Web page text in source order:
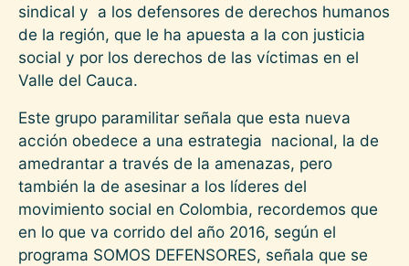
sindical y a los defensores de derechos humanos
de la región, que le ha apuesta a la con justicia
social y por los derechos de las víctimas en el
Valle del Cauca.
Este grupo paramilitar señala que esta nueva
acción obedece a una estrategia nacional, la de
amedrantar a través de la amenazas, pero
también la de asesinar a los líderes del
movimiento social en Colombia, recordemos que
en lo que va corrido del año 2016, según el
programa SOMOS DEFENSORES, señala que se